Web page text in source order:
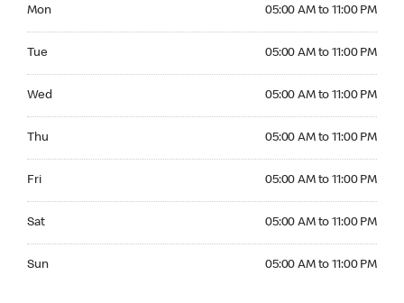
Mon 05:00 AM to 11:00 PM
Tue 05:00 AM to 11:00 PM
Wed 05:00 AM to 11:00 PM
Thu 05:00 AM to 11:00 PM
Fri 05:00 AM to 11:00 PM
Sat 05:00 AM to 11:00 PM
Sun 05:00 AM to 11:00 PM